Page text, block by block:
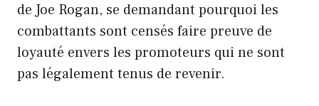
de Joe Rogan, se demandant pourquoi les
combattants sont censés faire preuve de
loyauté envers les promoteurs qui ne sont
pas légalement tenus de revenir.